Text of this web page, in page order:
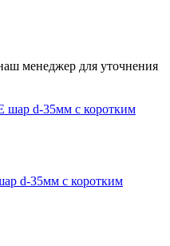
менеджер для уточнения
d-35мм с коротким